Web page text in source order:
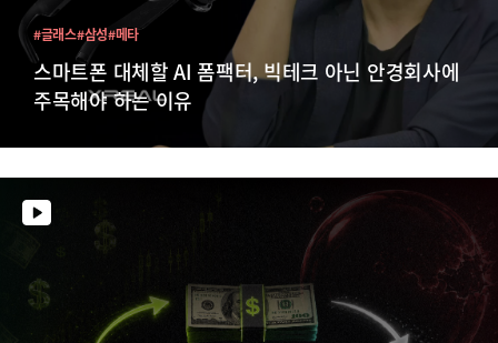
스마트폰 대체할 AI 폼팩터, 빅테크 아닌 안경회사에
주목해야 하는 이유
#글래스#삼성#메타